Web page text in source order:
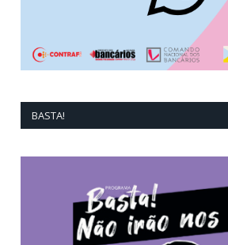
BASTA!